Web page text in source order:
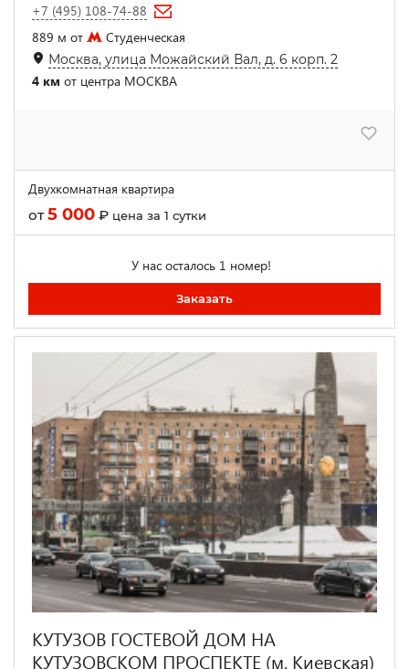
+7 (495) 108-74-88
889 м от
Студенческая
Москва, улица Можайский Вал, д. 6 корп. 2
4 км от центра МОСКВА
Двухкомнатная квартира
от5 000 ₽ цена за 1 сутки
У нас осталось 1 номер!
Заказать
КУТУЗОВ ГОСТЕВОЙ ДОМ НА
КУТУЗОВСКОМ ПРОСПЕКТЕ (м. Киевская)